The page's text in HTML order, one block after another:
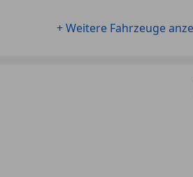
+ Weitere Fahrzeuge